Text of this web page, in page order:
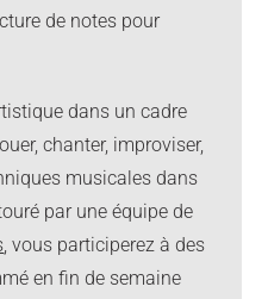
de notes pour
dans un cadre
chanter, improviser,
musicales dans
par une équipe de
, vous participerez à des
en fin de semaine